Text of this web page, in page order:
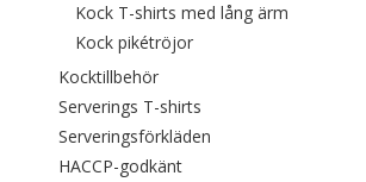
Kock T-shirts med lång ärmFiltrera
Kock pikétröjorFiltrera efter
KocktillbehörFiltrera efter category:
Serverings T-shirts Filtrera efter
Serveringsförkläden Filtrera efter
HACCP-godkäntFiltrera efter category: